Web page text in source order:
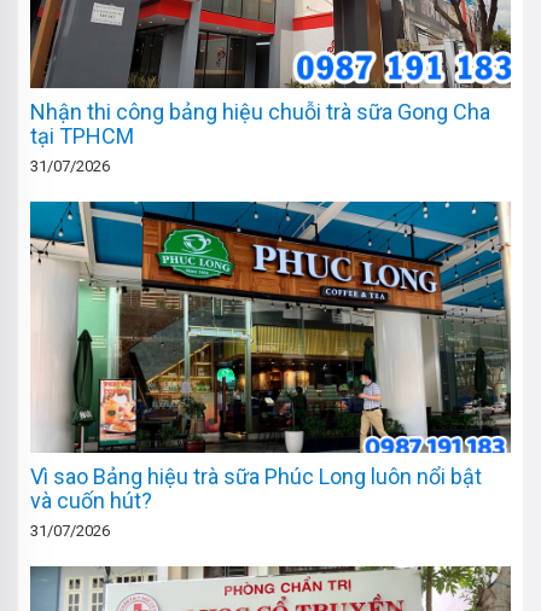
Nhận thi công bảng hiệu chuỗi trà sữa Gong Cha
tại TPHCM
31/07/2026
Vì sao Bảng hiệu trà sữa Phúc Long luôn nổi bật
và cuốn hút?
31/07/2026